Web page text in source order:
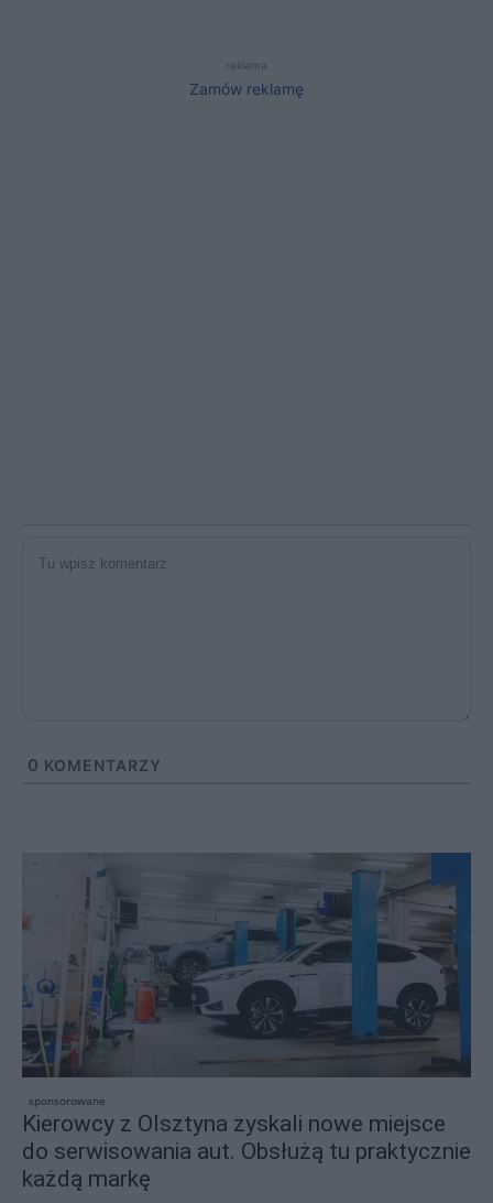
reklama
Zamów reklamę
0 KOMENTARZY
sponsorowane
Kierowcy z Olsztyna zyskali nowe miejsce
do serwisowania aut. Obsłużą tu praktycznie
każdą markę